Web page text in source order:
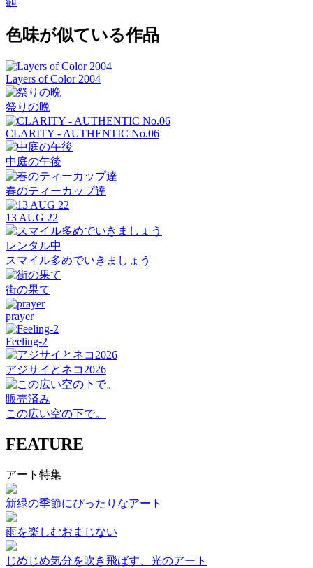
色味が似ている作品
Layers of Color 2004
祭りの晩
CLARITY - AUTHENTIC No.06
中庭の午後
春のティーカップ達
13 AUG 22
レンタル中
スマイル多めでいきましょう
街の果て
prayer
Feeling-2
アジサイとネコ2026
販売済み
この広い空の下で。
FEATURE
アート特集
新緑の季節にぴったりなアート
雨を楽しむおまじない
じめじめ気分を吹き飛ばす、光のアート